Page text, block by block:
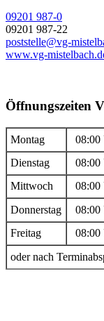
09201 987-0
09201 987-22
poststelle@vg-
www.vg-
Öffnungszeiten
Montag 08:00
Dienstag
08:00
Mittwoch
08:00
Donnerstag
08:00
Freitag
08:00
oder nach